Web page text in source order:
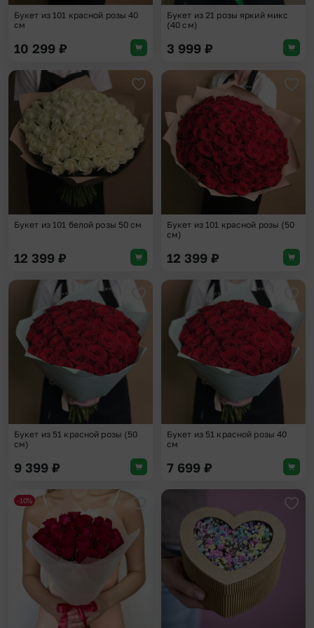
Букет из 101 красной розы 40
см
10 299 ₽
Букет из 21 розы яркий микс
(40 см)
3 999 ₽
Добавить в избранное
Букет из 101 белой розы 50 см
12 399 ₽
Букет из 101 красной розы (50
см)
12 399 ₽
Добавить в избранное
Букет из 51 красной розы (50
см)
9 399 ₽
Букет из 51 красной розы 40
см
7 699 ₽
Добавить в избранное
-10%